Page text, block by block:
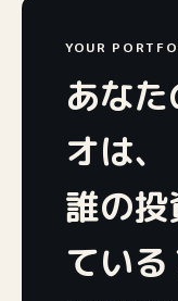
YOUR
あな
オは、
誰の
ている